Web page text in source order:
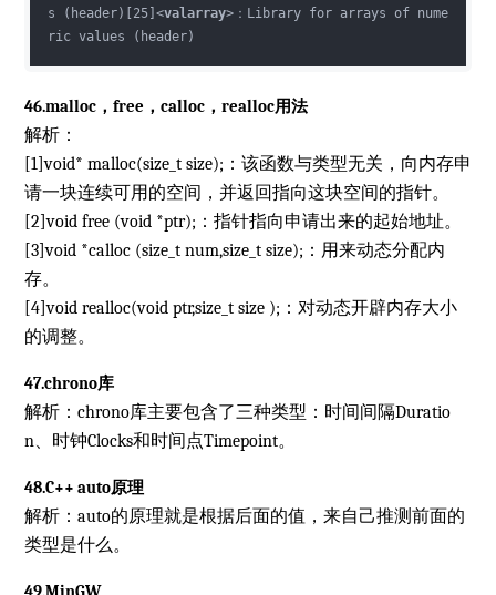
s (header)[25] <valarray> ：Library for arrays of nume
ric values (header)
46.malloc，free，calloc，realloc用法
解析：
[1]void* malloc(size_t size);：该函数与类型无关，向内存申
请一块连续可用的空间，并返回指向这块空间的指针。
[2]void free (void *ptr);：指针指向申请出来的起始地址。
[3]void *calloc (size_t num,size_t size);：用来动态分配内
存。
[4]void realloc(void ptr,size_t size );：对动态开辟内存大小
的调整。
47.chrono库
解析：chrono库主要包含了三种类型：时间间隔Duratio
n、时钟Clocks和时间点Timepoint。
48.C++ auto原理
解析：auto的原理就是根据后面的值，来自己推测前面的
类型是什么。